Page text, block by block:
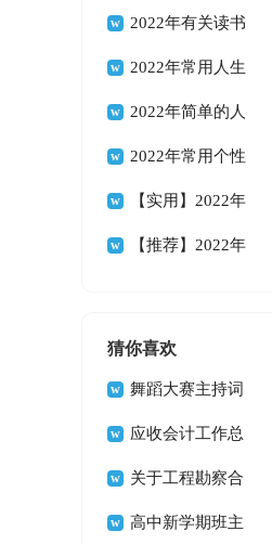
言说说（通用90
句）
2022年有关读书
的格言合集84句
2022年常用人生
格言警句锦集40句
2022年简单的人
生励志座右铭锦集
88条
2022年常用个性
人生格言集锦38条
【实用】2022年
人生格言警句摘录
【推荐】2022年
猜你喜欢
舞蹈大赛主持词
14篇应收会计工作总
结 关于工程勘察合
同 高中新学期班主